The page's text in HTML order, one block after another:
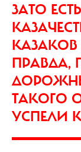
ЗАТО
ПРАВДА,
ТАКОГО
УСПЕЛИ